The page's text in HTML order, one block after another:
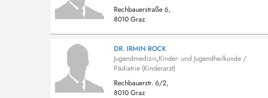
Rechbauerstraße 6,
8010 Graz
DR. IRMIN ROCK
Jugendmedizin,Kinder- und Jugendheilkunde /
Pädiatrie (Kinderarzt)
Rechbauerstr. 6/2,
8010 Graz